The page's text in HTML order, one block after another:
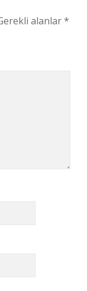
alanlar*